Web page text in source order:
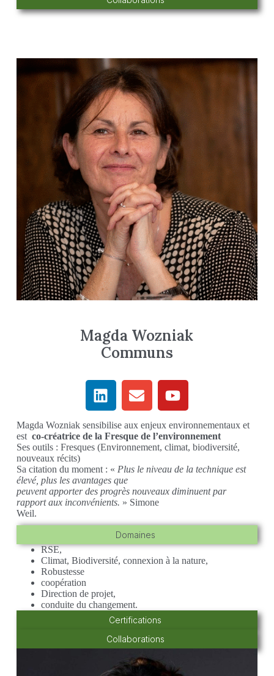
Magda Wozniak
Communs
Magda Wozniak sensibilise aux enjeux environnementaux et
est co-créatrice de la Fresque de l’environnement
Ses outils : Fresques (Environnement, climat, biodiversité,
nouveaux récits)
Sa citation du moment : « Plus le niveau de la technique est
élevé, plus les avantages que
peuvent apporter des progrès nouveaux diminuent par
rapport aux inconvénients. » Simone
Weil.
Domaines
Certifications
Collaborations
RSE,
Climat, Biodiversité, connexion à la nature,
Robustesse
coopération
Direction de projet,
conduite du changement.